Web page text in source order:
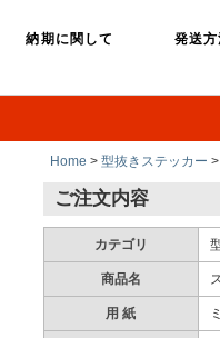
納期に関して 発送方
Home > 型抜きステッカー >
ご注文内容
カテゴリ
商品名
用 紙